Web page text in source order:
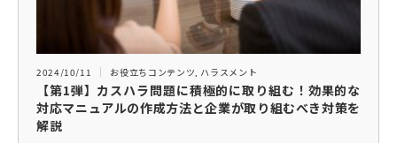
2024/10/11 お役立ちコンテンツ, ハラスメント
【第1弾】カスハラ問題に積極的に取り組む！効果的な
対応マニュアルの作成方法と企業が取り組むべき対策を
解説